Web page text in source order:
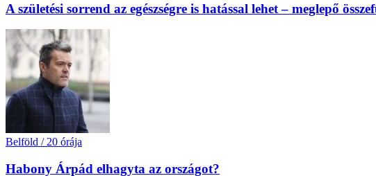
A születési sorrend az egészségre is hatással lehet – meglepő
Belföld / 20 órája
Habony Árpád elhagyta az országot?